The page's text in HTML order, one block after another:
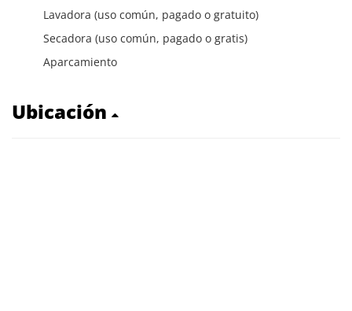
Lavadora (uso común, pagado o gratuito)
Secadora (uso común, pagado o gratis)
Aparcamiento
Ubicación